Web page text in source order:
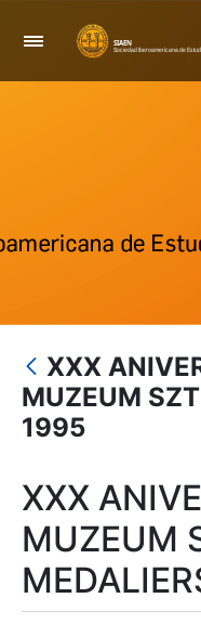
Mostrar/Ocultar
Mostrar/Ocultar
Mostrar/Ocultar
XXX
MUZEUM
1995
XXX
MUZEUM